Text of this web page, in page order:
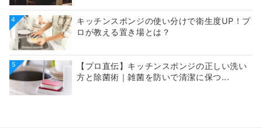
4
キッチンスポンジの使い分けで衛生度UP！プ
ロが教える置き場とは？
5
【プロ直伝】キッチンスポンジの正しい洗い
方と除菌術｜雑菌を防いで清潔に保つ...